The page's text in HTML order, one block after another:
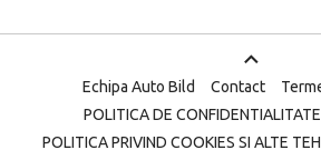
Echipa Auto Bild Contact
POLITICA DE
POLITICA PRIVIND COOKIES SI ALTE